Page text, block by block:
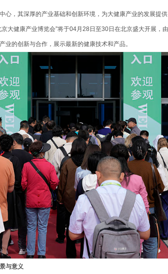
心，其深厚的产业基础和创新环境，为大健康产业的发展提
大健康产业博览会”将于04月28日至30日在北京盛大开展，
业的创新与合作，展示最新的健康技术和产品。
与意义